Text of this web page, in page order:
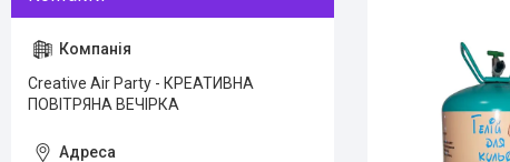
Creative Air Party - КРЕАТИВНА
ПОВІТРЯНА ВЕЧІРКА